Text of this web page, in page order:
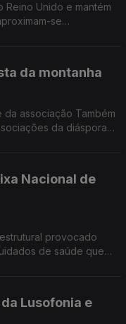
Reino Unido e mantém
se
da montanha
associação Também
da diáspora
Nacional de
provocado
de saúde que
Lusofonia e